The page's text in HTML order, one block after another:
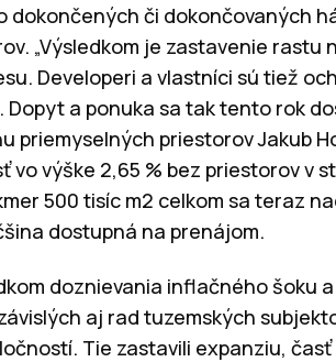
či dokončovaných
„Výsledkom je zastavenie rastu
Developeri a vlastníci sú tiež
a ponuka sa tak tento rok
priemyselných priestorov Jakub
vo výške 2,65 % bez priestorov v
500 tisíc m2 celkom sa teraz
dostupná na prenájom.
doznievania inflačného šoku
aj rad tuzemských
Tie zastavili expanziu,